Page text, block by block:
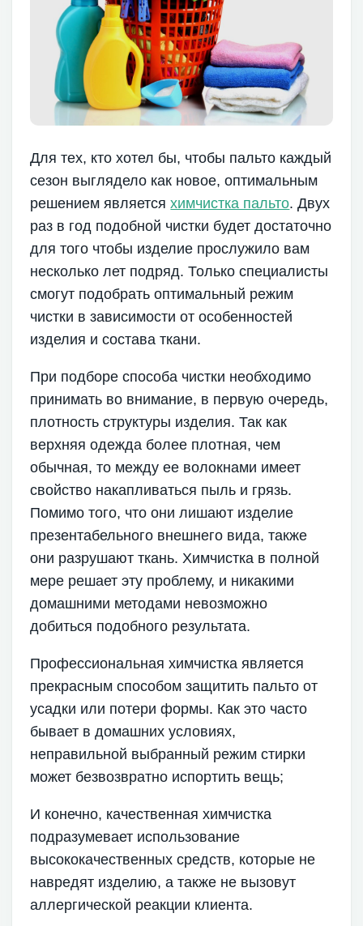
Для тех, кто хотел бы, чтобы пальто каждый
сезон выглядело как новое, оптимальным
решением являетсяхимчистка пальто. Двух
раз в год подобной чистки будет достаточно
для того чтобы изделие прослужило вам
несколько лет подряд. Только специалисты
смогут подобрать оптимальный режим
чистки в зависимости от особенностей
изделия и состава ткани.
При подборе способа чистки необходимо
принимать во внимание, в первую очередь,
плотность структуры изделия. Так как
верхняя одежда более плотная, чем
обычная, то между ее волокнами имеет
свойство накапливаться пыль и грязь.
Помимо того, что они лишают изделие
презентабельного внешнего вида, также
они разрушают ткань. Химчистка в полной
мере решает эту проблему, и никакими
домашними методами невозможно
добиться подобного результата.
Профессиональная химчистка является
прекрасным способом защитить пальто от
усадки или потери формы. Как это часто
бывает в домашних условиях,
неправильной выбранный режим стирки
может безвозвратно испортить вещь;
И конечно, качественная химчистка
подразумевает использование
высококачественных средств, которые не
навредят изделию, а также не вызовут
аллергической реакции клиента.